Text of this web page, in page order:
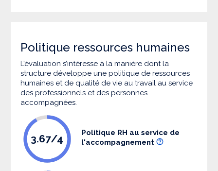
Politique ressources humaines
L’évaluation s’intéresse à la manière dont la
structure développe une politique de ressources
humaines et de qualité de vie au travail au service
des professionnels et des personnes
accompagnées.
3.67/4
Politique RH au service de
l'accompagnement